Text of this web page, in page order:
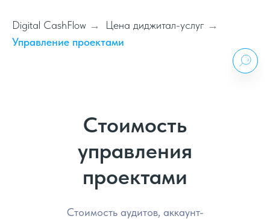
Digital CashFlow → Цена диджитал-услуг →
Управление проектами
Стоимость
управления
проектами
Стоимость аудитов, аккаунт-